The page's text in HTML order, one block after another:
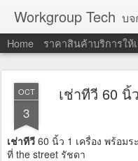
Workgroup Tech บจก.เวิร์คกรุ๊
Home ราคาสินค้าบริการให้
OCT
3
เช่าทีวี 60 นิ้
เช่าทีวี 60 นิ้ว 1 เครื่อง พร้อม
ที่ the street รัชดา